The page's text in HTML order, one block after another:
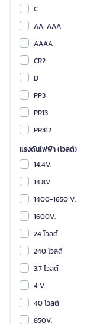
A-Traff
AUTOBOT (ออโต้บอท)
BEST ONE
BOSNY
CT ELECTRIC
Double A
ENRICH
GRAND SPORT
HIOKI
Haier
MUSASHI
Meegoo
NIKKO
OSKA
SANDI
W.L.LIGHTING
beurer
lydsto
กรีนเวิร์ค
C
AA, AAA
AAAA
CR2
D
PP3
PR13
PR312
แรงดันไฟฟ้า (โวลต์)
14.4V.
14.8V
1400-1650 V.
1600V.
24 โวลต์
240 โวลต์
3.7 โวลต์
4 V.
40 โวลต์
850V.